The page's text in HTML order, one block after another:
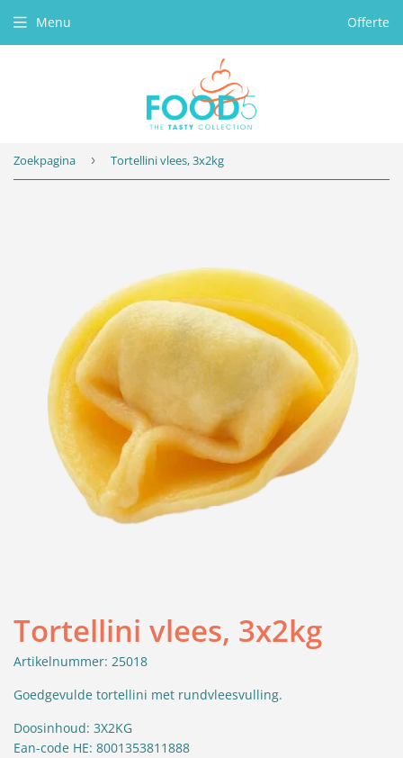
Menu Offerte
Zoekpagina › Tortellini vlees, 3x2kg
Tortellini vlees, 3x2kg
Artikelnummer: 25018
Goedgevulde tortellini met rundvleesvulling.
Doosinhoud: 3X2KG
Ean-code HE: 8001353811888